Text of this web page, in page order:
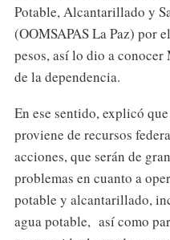
Potable, Alcantarillado y
(OOMSAPAS La Paz) por
pesos, así lo dio a
de la dependencia.
En ese sentido, explicó
proviene de recursos
acciones, que serán de
problemas en cuanto a
potable y alcantarillado,
agua potable, así como